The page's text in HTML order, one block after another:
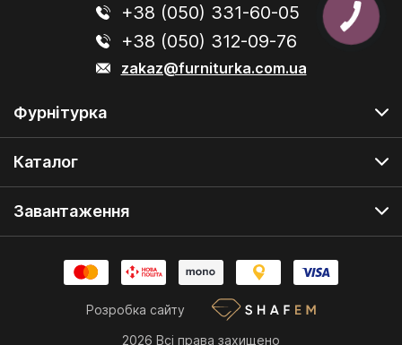
+38 (050) 331-60-05
+38 (050) 312-09-76
zakaz@furniturka.com.ua
Фурнітурка
Каталог
Завантаження
2026 Всі права захищено
Розробка сайту